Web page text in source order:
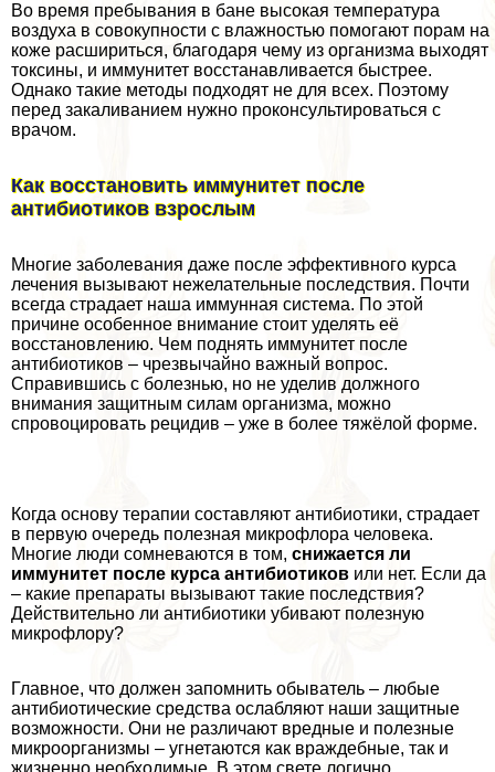
Во время пребывания в бане высокая температура
воздуха в совокупности с влажностью помогают порам на
коже расшириться, благодаря чему из организма выходят
токсины, и иммунитет восстанавливается быстрее.
Однако такие методы подходят не для всех. Поэтому
перед закаливанием нужно проконсультироваться с
врачом.
Как восстановить иммунитет после
антибиотиков взрослым
Многие заболевания даже после эффективного курса
лечения вызывают нежелательные последствия. Почти
всегда страдает наша иммунная система. По этой
причине особенное внимание стоит уделять её
восстановлению. Чем поднять иммунитет после
антибиотиков – чрезвычайно важный вопрос.
Справившись с болезнью, но не уделив должного
внимания защитным силам организма, можно
спровоцировать рецидив – уже в более тяжёлой форме.
Когда основу терапии составляют антибиотики, страдает
в первую очередь полезная микрофлора человека.
Многие люди сомневаются в том, снижается ли
иммунитет после курса антибиотиков или нет. Если да
– какие препараты вызывают такие последствия?
Действительно ли антибиотики убивают полезную
микрофлору?
Главное, что должен запомнить обыватель – любые
антибиотические средства ослабляют наши защитные
возможности. Они не различают вредные и полезные
микроорганизмы – угнетаются как враждебные, так и